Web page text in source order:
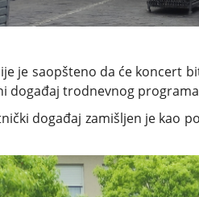
je saopšteno da će koncert
događaj trodnevnog
događaj zamišljen je kao